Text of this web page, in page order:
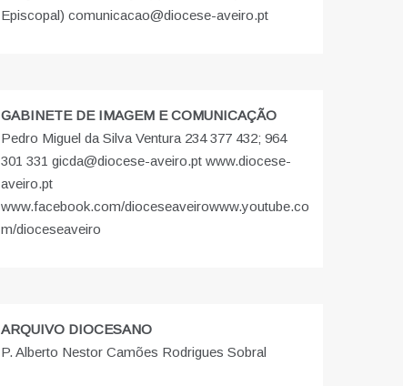
Episcopal) comunicacao@diocese-aveiro.pt
GABINETE DE IMAGEM E COMUNICAÇÃO
Pedro Miguel da Silva Ventura 234 377 432; 964
301 331 gicda@diocese-aveiro.pt www.diocese-
aveiro.pt
www.facebook.com/dioceseaveirowww.youtube.co
m/dioceseaveiro
ARQUIVO DIOCESANO
P. Alberto Nestor Camões Rodrigues Sobral